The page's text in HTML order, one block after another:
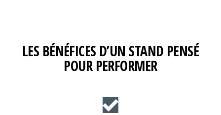
LES BÉNÉFICES D’UN STAND PENSÉ
POUR PERFORMER